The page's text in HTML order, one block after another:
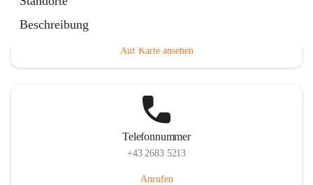
Beschreibung
Auf Karte ansehen
Telefonnummer
+43 2683 5213
Anrufen